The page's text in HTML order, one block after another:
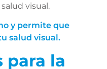
visual.
y permite que
salud visual.
para la